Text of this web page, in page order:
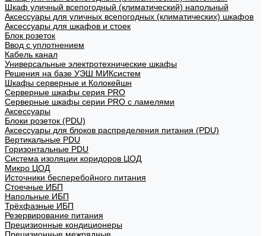
Шкаф уличный всепогодный (климатический) напольный
Аксессуары для уличных всепогодных (климатических) шкафов
Аксессуары для шкафов и стоек
Блок розеток
Ввод с уплотнением
Кабель канал
Универсальные электротехнические шкафы
Решения на базе УЭШ МИКсистем
Шкафы серверные и Колокейшн
Серверные шкафы серия PRO
Серверные шкафы серии PRO с ламелями
Аксессуары
Блоки розеток (PDU)
Аксессуары для блоков распределения питания (PDU)
Вертикальные PDU
Горизонтальные PDU
Система изоляции коридоров ЦОД
Микро ЦОД
Источники бесперебойного питания
Стоечные ИБП
Напольные ИБП
Трёхфазные ИБП
Резервирование питания
Прецизионные кондиционеры